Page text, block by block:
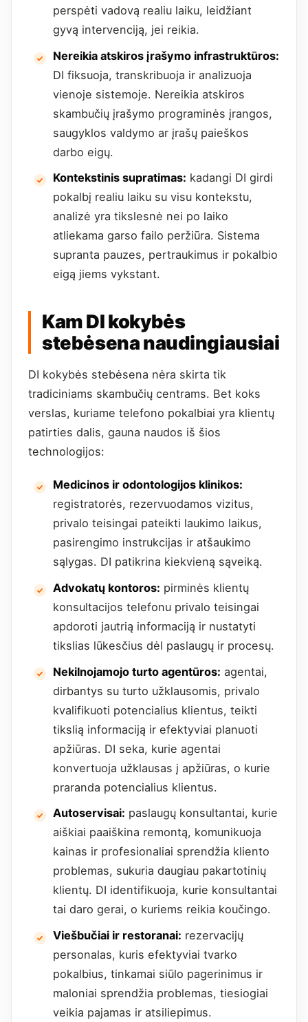
perspėti vadovą realiu laiku, leidžiant
gyvą intervenciją, jei reikia.
Nereikia atskiros įrašymo infrastruktūros:
DI fiksuoja, transkribuoja ir analizuoja
vienoje sistemoje. Nereikia atskiros
skambučių įrašymo programinės įrangos,
saugyklos valdymo ar įrašų paieškos
darbo eigų.
Kontekstinis supratimas: kadangi DI girdi
pokalbį realiu laiku su visu kontekstu,
analizė yra tikslesnė nei po laiko
atliekama garso failo peržiūra. Sistema
supranta pauzes, pertraukimus ir pokalbio
eigą jiems vykstant.
Kam DI kokybės
stebėsena naudingiausiai
DI kokybės stebėsena nėra skirta tik
tradiciniams skambučių centrams. Bet koks
verslas, kuriame telefono pokalbiai yra klientų
patirties dalis, gauna naudos iš šios
technologijos:
Medicinos ir odontologijos klinikos:
registratorės, rezervuodamos vizitus,
privalo teisingai pateikti laukimo laikus,
pasirengimo instrukcijas ir atšaukimo
sąlygas. DI patikrina kiekvieną sąveiką.
Advokatų kontoros: pirminės klientų
konsultacijos telefonu privalo teisingai
apdoroti jautrią informaciją ir nustatyti
tikslias lūkesčius dėl paslaugų ir procesų.
Nekilnojamojo turto agentūros: agentai,
dirbantys su turto užklausomis, privalo
kvalifikuoti potencialius klientus, teikti
tikslią informaciją ir efektyviai planuoti
apžiūras. DI seka, kurie agentai
konvertuoja užklausas į apžiūras, o kurie
praranda potencialius klientus.
Autoservisai: paslaugų konsultantai, kurie
aiškiai paaiškina remontą, komunikuoja
kainas ir profesionaliai sprendžia kliento
problemas, sukuria daugiau pakartotinių
klientų. DI identifikuoja, kurie konsultantai
tai daro gerai, o kuriems reikia koučingo.
Viešbučiai ir restoranai: rezervacijų
personalas, kuris efektyviai tvarko
pokalbius, tinkamai siūlo pagerinimus ir
maloniai sprendžia problemas, tiesiogiai
veikia pajamas ir atsiliepimus.